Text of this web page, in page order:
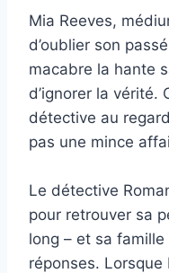
Mia Reeves,
d’oublier son
macabre la hante
d’ignorer la vérité.
détective au
pas une mince
Le détective
pour retrouver sa
long – et sa
réponses.